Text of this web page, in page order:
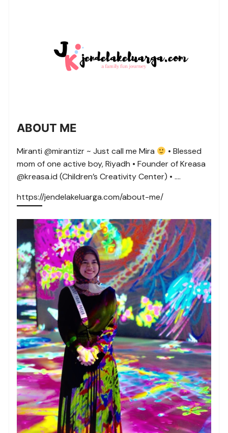
ABOUT ME
Miranti @mirantizr ~ Just call me Mira
• Blessed
mom of one active boy, Riyadh • Founder of Kreasa
@kreasa.id (Children’s Creativity Center) • ….
https://jendelakeluarga.com/about-me/